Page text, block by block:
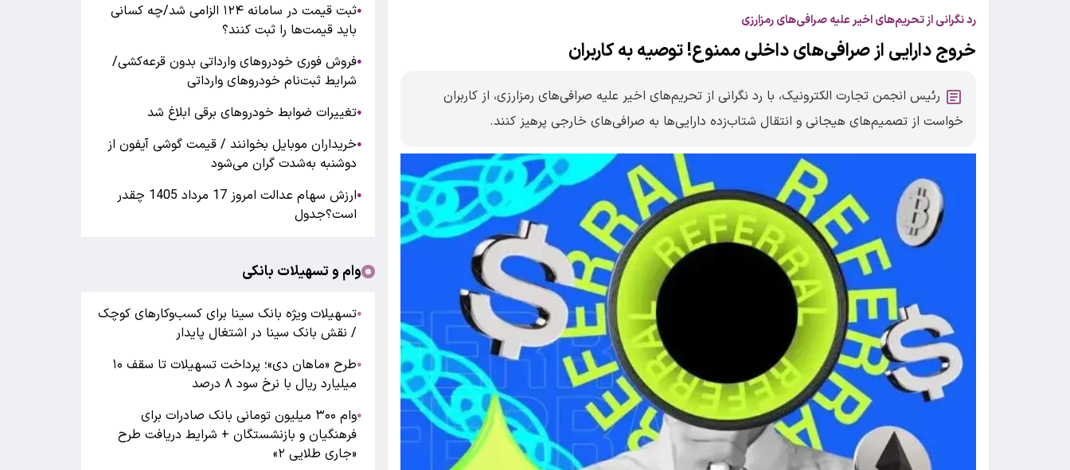
رد نگرانی از تحریم‌های اخیر علیه صرافی‌های رمزارزی
خروج دارایی از صرافی‌های داخلی ممنوع! توصیه به کاربران
رئیس انجمن تجارت الکترونیک، با رد نگرانی از تحریم‌های اخیر علیه صرافی‌های رمزارزی، از کاربران
خواست از تصمیم‌های هیجانی و انتقال شتاب‌زده دارایی‌ها به صرافی‌های خارجی پرهیز کنند.
●
ثبت قیمت در سامانه ۱۲۴ الزامی شد/چه کسانی
باید قیمت‌ها را ثبت کنند؟
●فروش فوری خودروهای وارداتی بدون قرعه‌کشی/
شرایط ثبت‌نام خودروهای وارداتی
●تغییرات ضوابط خودروهای برقی ابلاغ شد
●خریداران موبایل بخوانند / قیمت گوشی آیفون از
دوشنبه به‌شدت گران‌ می‌شود
●
ارزش سهام عدالت امروز 17 مرداد 1405 چقدر
است؟جدول
وام و تسهیلات بانکی
●تسهیلات ویژه بانک سینا برای کسب‌وکارهای کوچک
/ نقش بانک سینا در اشتغال پایدار
●
طرح «ماهان دی»؛ پرداخت تسهیلات تا سقف ۱۰
میلیارد ریال با نرخ سود ۸ درصد
●
وام ۳۰۰ میلیون تومانی بانک صادرات برای
فرهنگیان و بازنشستگان + شرایط دریافت طرح
«جاری طلایی ۲»